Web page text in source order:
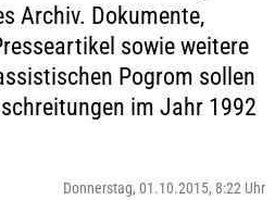
Archiv. Dokumente,
sowie weitere
Pogrom sollen
im Jahr 1992
Donnerstag, 01.10.2015, 8:22 Uhr